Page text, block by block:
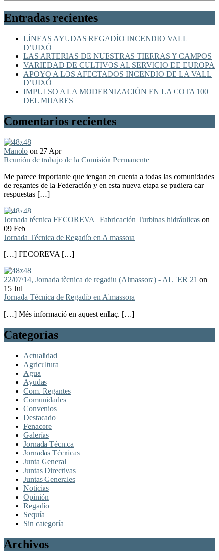
Entradas recientes
LÍNEAS AYUDAS REGADÍO INCENDIO VALL
D’UIXÓ
LAS ARTERIAS DE NUESTRAS TIERRAS Y CAMPOS
VARIEDAD DE CULTIVOS AL SERVICIO DE EUROPA
APOYO A LOS AFECTADOS INCENDIO DE LA VALL
D’UIXÓ
IMPULSO A LA MODERNIZACIÓN EN LA COTA 100
DEL MIJARES
Comentarios recientes
Manolo on 27 Apr
Reunión de trabajo de la Comisión Permanente
Me parece importante que tengan en cuenta a todas las comunidades
de regantes de la Federación y en esta nueva etapa se pudiera dar
respuestas […]
Jornada técnica FECOREVA | Fabricación Turbinas hidráulicas on
09 Feb
Jornada Técnica de Regadío en Almassora
[…] FECOREVA […]
22/07/14, Jornada tècnica de regadiu (Almassora) - ALTER 21 on
15 Jul
Jornada Técnica de Regadío en Almassora
[…] Més informació en aquest enllaç. […]
Categorías
Actualidad
Agricultura
Agua
Ayudas
Com. Regantes
Comunidades
Convenios
Destacado
Fenacore
Galerías
Jornada Técnica
Jornadas Técnicas
Junta General
Juntas Directivas
Juntas Generales
Noticias
Opinión
Regadío
Sequía
Sin categoría
Archivos